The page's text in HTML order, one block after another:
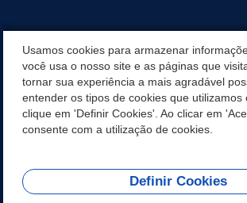
NOTÍCIAS
APLICATIVO
REDES SOCIAIS
Usamos cookies para armazenar
você usa o nosso site e as páginas que
tornar sua experiência a mais agradável
entender os tipos de cookies que utilizamos
clique em 'Definir Cookies'. Ao clicar em
consente com a utilização de cookies.
Definir Cookies